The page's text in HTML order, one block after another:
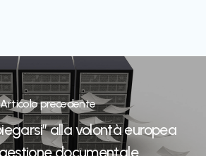
Articolo precedente
alla volontà europea
documentale